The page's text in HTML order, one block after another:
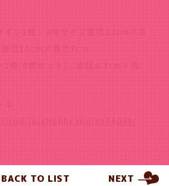
イン1種／4号サイズ直径12cm×高
径15cm×高さ7cm
1種(6個セット)／直径4.3cm×高
ル
shopbrand/ct14080/
BACK TO LIST NEXT